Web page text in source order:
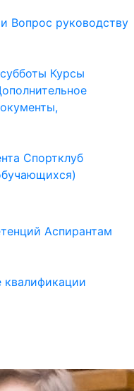
Вопрос руководству
Курсы
Спортклуб
Аспирантам